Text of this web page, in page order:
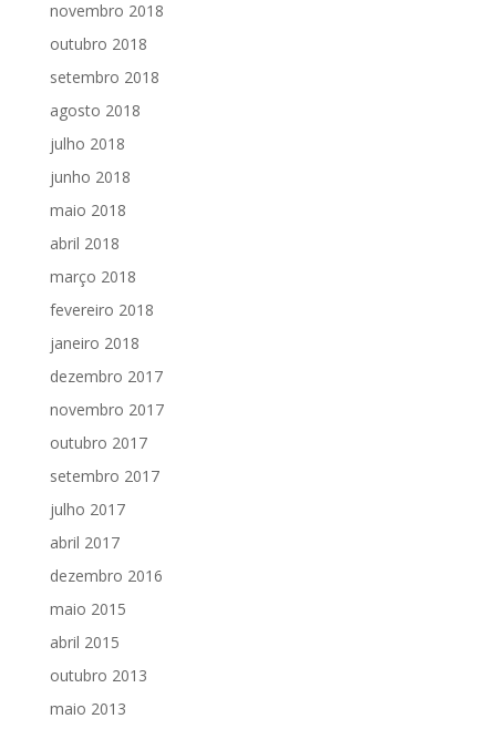
novembro 2018
outubro 2018
setembro 2018
agosto 2018
julho 2018
junho 2018
maio 2018
abril 2018
março 2018
fevereiro 2018
janeiro 2018
dezembro 2017
novembro 2017
outubro 2017
setembro 2017
julho 2017
abril 2017
dezembro 2016
maio 2015
abril 2015
outubro 2013
maio 2013